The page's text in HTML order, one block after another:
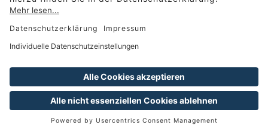
MICE in der VAMED Vitality
World